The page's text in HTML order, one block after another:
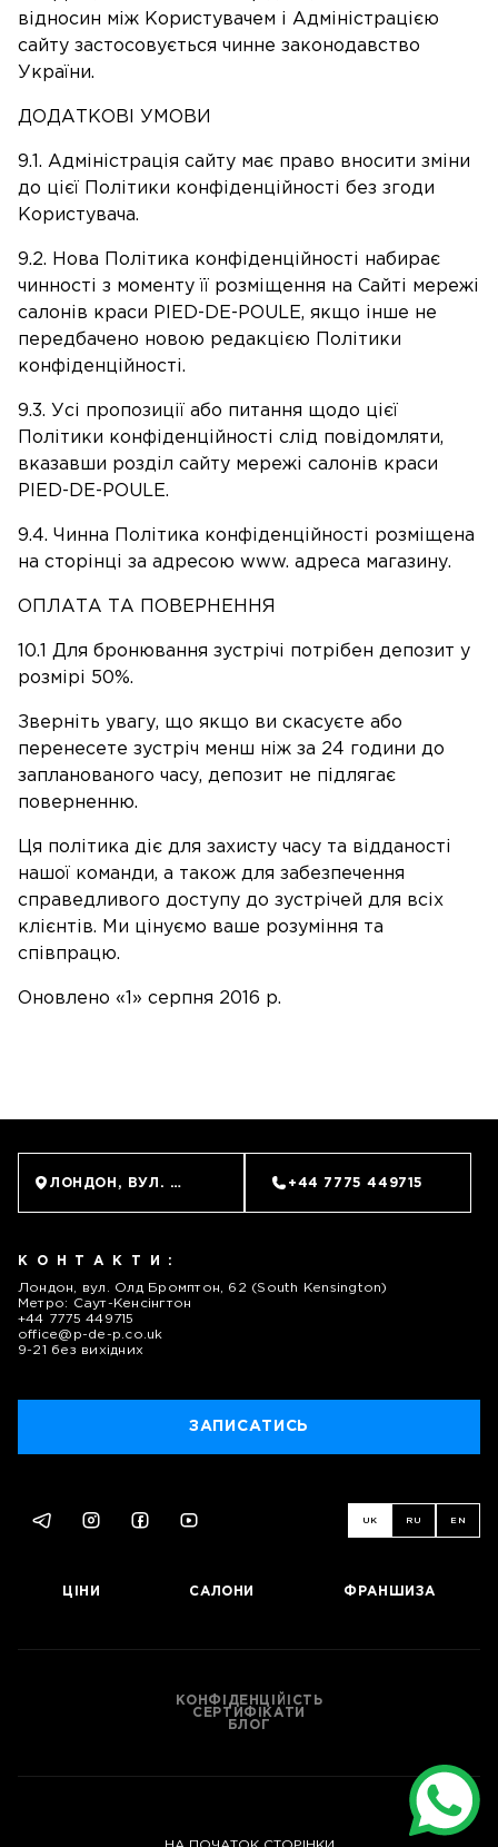
відносин між Користувачем і Адміністрацією
сайту застосовується чинне законодавство
України.
ДОДАТКОВІ УМОВИ
9.1. Адміністрація сайту має право вносити зміни
до цієї Політики конфіденційності без згоди
Користувача.
9.2. Нова Політика конфіденційності набирає
чинності з моменту її розміщення на Сайті мережі
салонів краси PIED-DE-POULE, якщо інше не
передбачено новою редакцією Політики
конфіденційності.
9.3. Усі пропозиції або питання щодо цієї
Політики конфіденційності слід повідомляти,
вказавши розділ сайту мережі салонів краси
PIED-DE-POULE.
9.4. Чинна Політика конфіденційності розміщена
на сторінці за адресою www. адреса магазину.
ОПЛАТА ТА ПОВЕРНЕННЯ
10.1 Для бронювання зустрічі потрібен депозит у
розмірі 50%.
Зверніть увагу, що якщо ви скасуєте або
перенесете зустріч менш ніж за 24 години до
запланованого часу, депозит не підлягає
поверненню.
Ця політика діє для захисту часу та відданості
нашої команди, а також для забезпечення
справедливого доступу до зустрічей для всіх
клієнтів. Ми цінуємо ваше розуміння та
співпрацю.
Оновлено «1» серпня 2016 р.
ЛОНДОН, ВУЛ. ОЛД БРОМПТОН, 62 (SOUTH
+44 7775 449715
КОНТАКТИ:
Лондон, вул. Олд Бромптон, 62 (South Kensington)
Метро: Саут-Кенсінгтон
+44 7775 449715
office@p-de-p.co.uk
9-21 без вихідних
ЗАПИСАТИСЬ
UK RU EN
ЦІНИ САЛОНИ ФРАНШИЗА
КОНФІДЕНЦІЙІСТЬ
СЕРТИФІКАТИ
БЛОГ
ЗАПИСАТИСЬ